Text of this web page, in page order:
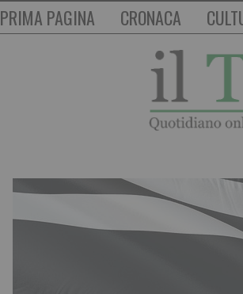
PRIMA PAGINA CRONACA